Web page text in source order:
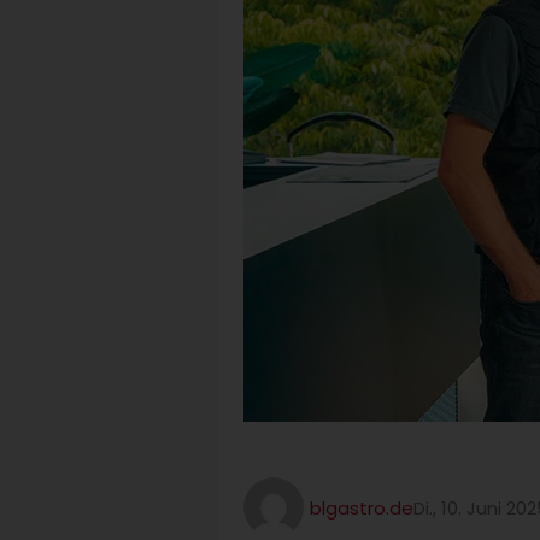
blgastro.deDi., 10. Juni